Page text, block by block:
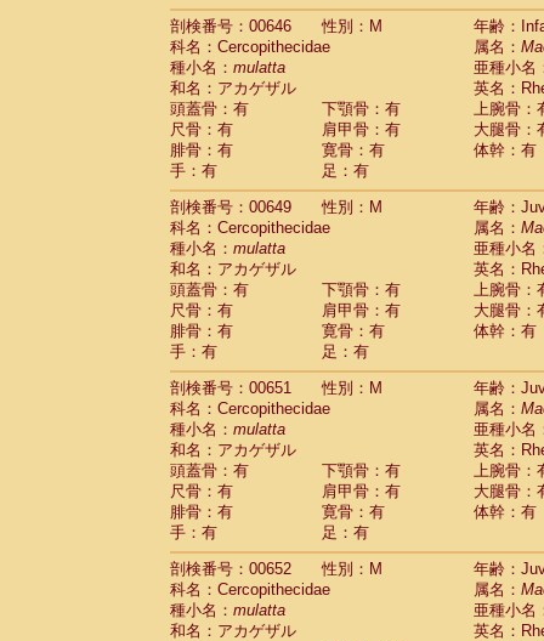
剖検番号：00646
性別：M
年齢：
科名：Cercopithecidae
属名：
種小名： mulatta
亜種小名
和名：アカゲザル
英名：
頭蓋骨：有
下顎骨：有
上腕骨：
尺骨：有
肩甲骨：有
大腿骨：
腓骨：有
寛骨：有
体幹：有
手：有
足：有
剖検番号：00649
性別：M
年齢：
科名：Cercopithecidae
属名：
種小名： mulatta
亜種小名
和名：アカゲザル
英名：
頭蓋骨：有
下顎骨：有
上腕骨：
尺骨：有
肩甲骨：有
大腿骨：
腓骨：有
寛骨：有
体幹：有
手：有
足：有
剖検番号：00651
性別：M
年齢：
科名：Cercopithecidae
属名：
種小名： mulatta
亜種小名
和名：アカゲザル
英名：
頭蓋骨：有
下顎骨：有
上腕骨：
尺骨：有
肩甲骨：有
大腿骨：
腓骨：有
寛骨：有
体幹：有
手：有
足：有
剖検番号：00652
性別：M
年齢：
科名：Cercopithecidae
属名：
種小名： mulatta
亜種小名
和名：アカゲザル
英名：